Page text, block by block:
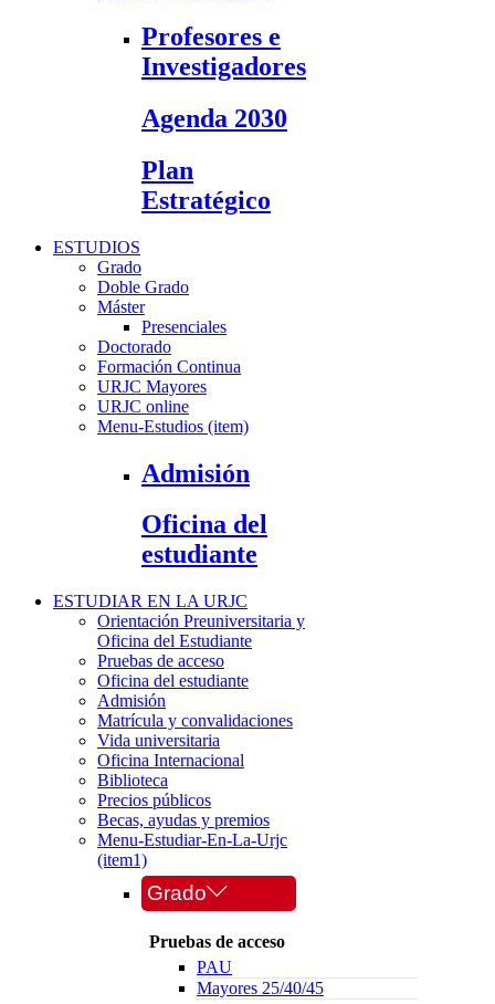
Profesores e
Investigadores
Agenda 2030
Plan
Estratégico
ESTUDIOS
Grado
Doble Grado
Máster
Presenciales
Doctorado
Formación Continua
URJC Mayores
URJC online
Menu-Estudios (item)
Admisión
Oficina del
estudiante
ESTUDIAR EN LA URJC
Orientación Preuniversitaria y
Oficina del Estudiante
Pruebas de acceso
Oficina del estudiante
Admisión
Matrícula y convalidaciones
Vida universitaria
Oficina Internacional
Biblioteca
Precios públicos
Becas, ayudas y premios
Menu-Estudiar-En-La-Urjc
(item1)
Grado
Pruebas de acceso
PAU
Mayores 25/40/45